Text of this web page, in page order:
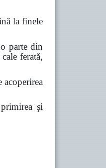
la finele
parte din
ferată,
acoperirea
şi